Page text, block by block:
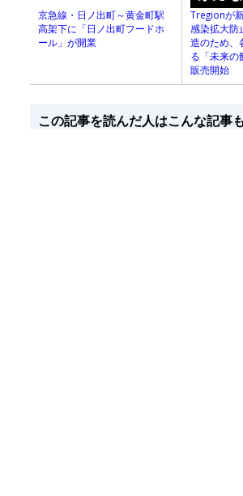
京急線・日ノ出町～黄金町駅
高架下に「日ノ出町フードホ
ール」が開業
Tregionが
感染拡大防
造のため、
る「未来の
販売開始
この記事を読んだ人はこんな記事